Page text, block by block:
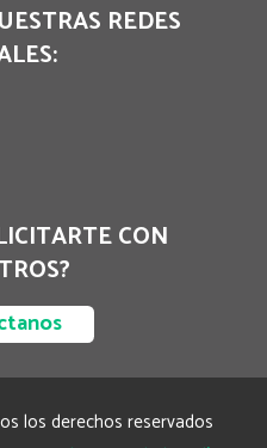
REDES
CON
los derechos reservados